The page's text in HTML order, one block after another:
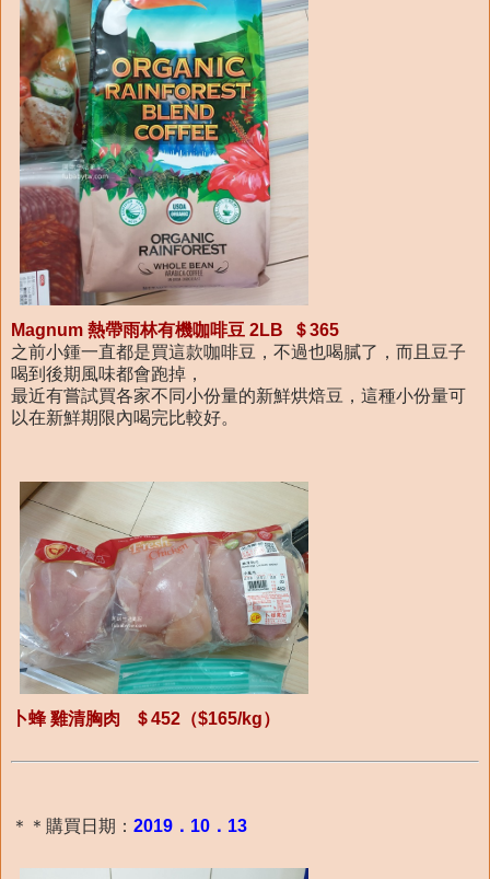
Magnum 熱帶雨林有機咖啡豆 2LB ＄365
之前小鍾一直都是買這款咖啡豆，不過也喝膩了，而且豆子
喝到後期風味都會跑掉，
最近有嘗試買各家不同小份量的新鮮烘焙豆，這種小份量可
以在新鮮期限內喝完比較好。
卜蜂 雞清胸肉 ＄452（$165/kg）
＊＊購買日期： 2019．10．13